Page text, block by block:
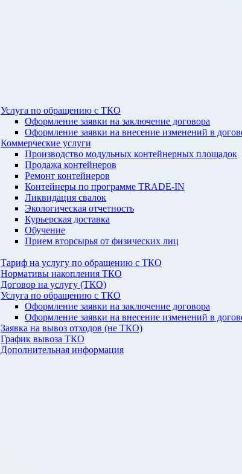
Услуга по обращению с ТКО
Оформление заявки на заключение договора
Оформление заявки на внесение изменений в
Коммерческие услуги
Производство модульных контейнерных площадок
Продажа контейнеров
Ремонт контейнеров
Контейнеры по программе TRADE-IN
Ликвидация свалок
Экологическая отчетность
Курьерская доставка
Обучение
Прием вторсырья от физических лиц
Тариф на услугу по обращению с ТКО
Нормативы накопления ТКО
Договор на услугу (ТКО)
Услуга по обращению с ТКО
Оформление заявки на заключение договора
Оформление заявки на внесение изменений в
Заявка на вывоз отходов (не ТКО)
График вывоза ТКО
Дополнительная информация